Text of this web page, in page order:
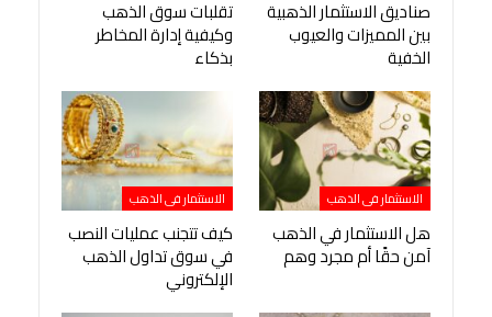
صناديق الاستثمار الذهبية
بين المميزات والعيوب
الخفية
تقلبات سوق الذهب
وكيفية إدارة المخاطر
بذكاء
الاستثمار فى الذهب
هل الاستثمار في الذهب
آمن حقًا أم مجرد وهم
الاستثمار فى الذهب
كيف تتجنب عمليات النصب
في سوق تداول الذهب
الإلكتروني